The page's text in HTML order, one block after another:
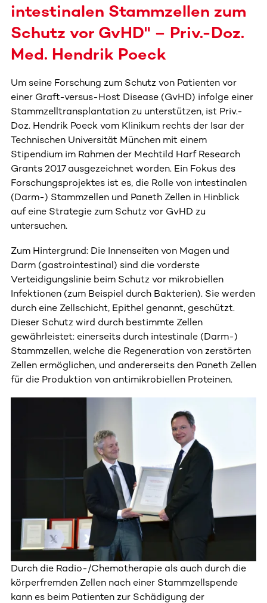
intestinalen Stammzellen zum
Schutz vor GvHD" – Priv.-Doz.
Med. Hendrik Poeck
Um seine Forschung zum Schutz von Patienten vor
einer Graft-versus-Host Disease (GvHD) infolge einer
Stammzelltransplantation zu unterstützen, ist Priv.-
Doz. Hendrik Poeck vom Klinikum rechts der Isar der
Technischen Universität München mit einem
Stipendium im Rahmen der Mechtild Harf Research
Grants 2017 ausgezeichnet worden. Ein Fokus des
Forschungsprojektes ist es, die Rolle von intestinalen
(Darm-) Stammzellen und Paneth Zellen in Hinblick
auf eine Strategie zum Schutz vor GvHD zu
untersuchen.
Zum Hintergrund: Die Innenseiten von Magen und
Darm (gastrointestinal) sind die vorderste
Verteidigungslinie beim Schutz vor mikrobiellen
Infektionen (zum Beispiel durch Bakterien). Sie werden
durch eine Zellschicht, Epithel genannt, geschützt.
Dieser Schutz wird durch bestimmte Zellen
gewährleistet: einerseits durch intestinale (Darm-)
Stammzellen, welche die Regeneration von zerstörten
Zellen ermöglichen, und andererseits den Paneth Zellen
für die Produktion von antimikrobiellen Proteinen.
Durch die Radio-/Chemotherapie als auch durch die
körperfremden Zellen nach einer Stammzellspende
kann es beim Patienten zur Schädigung der